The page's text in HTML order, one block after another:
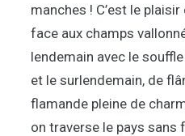
manches ! C’est le
face aux champs
lendemain avec le
et le surlendemain, de
flamande pleine de
on traverse le pays sans